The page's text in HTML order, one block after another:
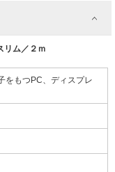
リム／２ｍ
をもつPC、ディスプレ